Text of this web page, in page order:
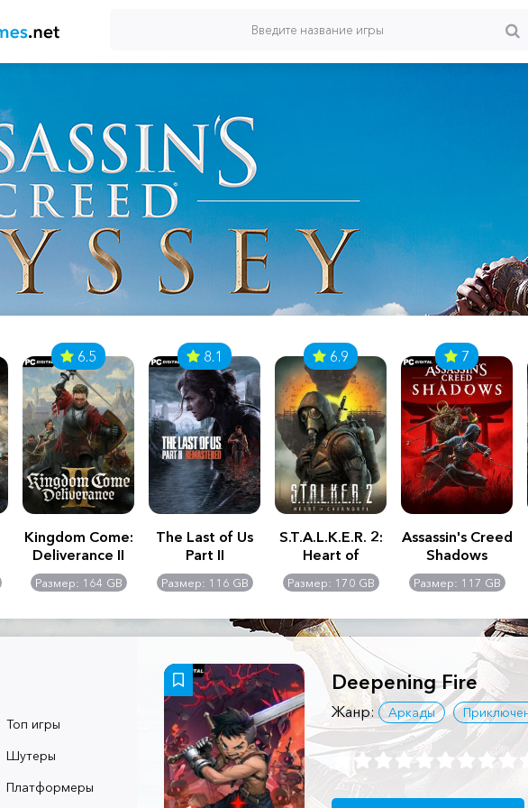
6.5
Kingdom Come:
Deliverance II
Размер: 164 GB
8.1
The Last of Us
Part II
Remastered
Размер: 116 GB
6.9
S.T.A.L.K.E.R. 2:
Heart of
Chernobyl -
Ultimate Edition
Размер: 170 GB
7
Assassin's Creed
Shadows
Размер: 117 GB
Топ игры
Шутеры
Платформеры
Deepening Fire
Жанр: Аркады